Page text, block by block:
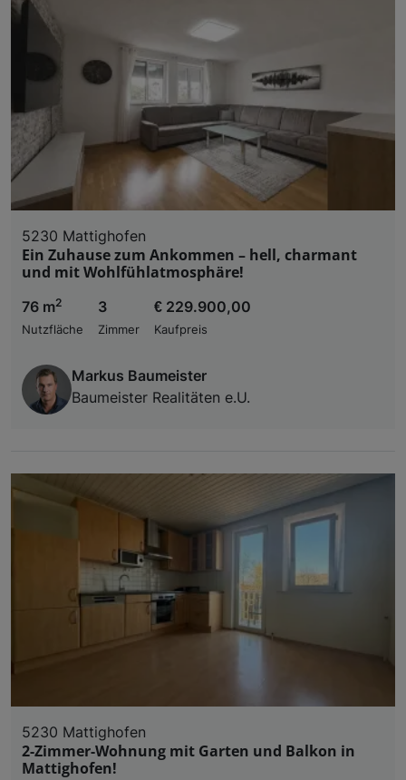
5230 Mattighofen
Ein Zuhause zum Ankommen – hell, charmant
und mit Wohlfühlatmosphäre!
76 m2
Nutzfläche
3
Zimmer
€ 229.900,00
Kaufpreis
Markus Baumeister
Baumeister Realitäten e.U.
5230 Mattighofen
2-Zimmer-Wohnung mit Garten und Balkon in
Mattighofen!